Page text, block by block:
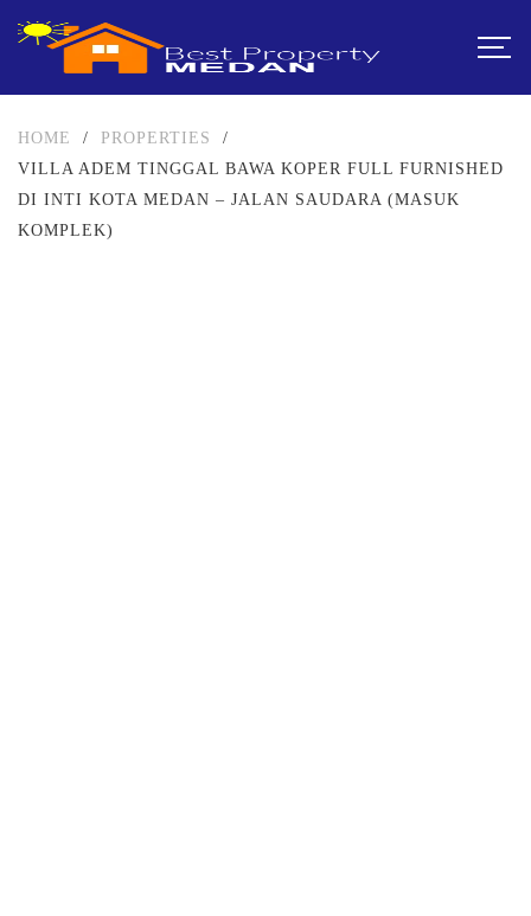
HOME / PROPERTIES
/
VILLA ADEM TINGGAL BAWA KOPER FULL FURNISHED
DI INTI KOTA MEDAN – JALAN SAUDARA (MASUK
KOMPLEK)